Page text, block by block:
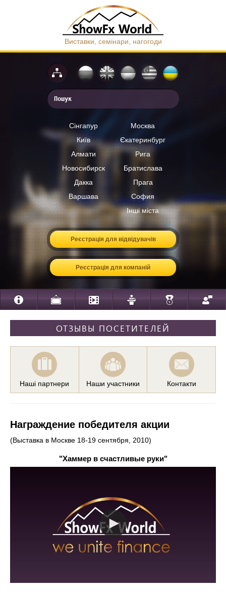
Виставки, семінари, нагогоди
Сінгапур
Москва
Київ
Єкатеринбург
Алмати
Рига
Новосибирск
Братислава
Дакка
Прага
Варшава
София
Інші міста
Реєстрація для відвідувачів
Реєстрація для компаній
ОТЗЫВЫ ПОСЕТИТЕЛЕЙ
Наші партнери Наши участники Контакти
Награждение победителя акции
(Выставка в Москве 18-19 сентября, 2010)
"Хаммер в счастливые руки"